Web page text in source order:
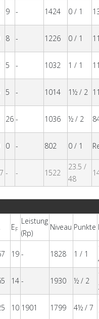
9 - 1424 0 / 1
8 - 1226 0 / 1
5 - 1032 1 / 1
5 - 1014 1½ / 2
26 - 1036 ½ / 2
0 - 802 0 / 1
- - 1522
23.5 /
48
EF
Leistung
(Rp)
Niveau Punkte
19 - 1828 1 / 1
14 - 1930 ½ / 2
10 1901 1799 4½ / 7